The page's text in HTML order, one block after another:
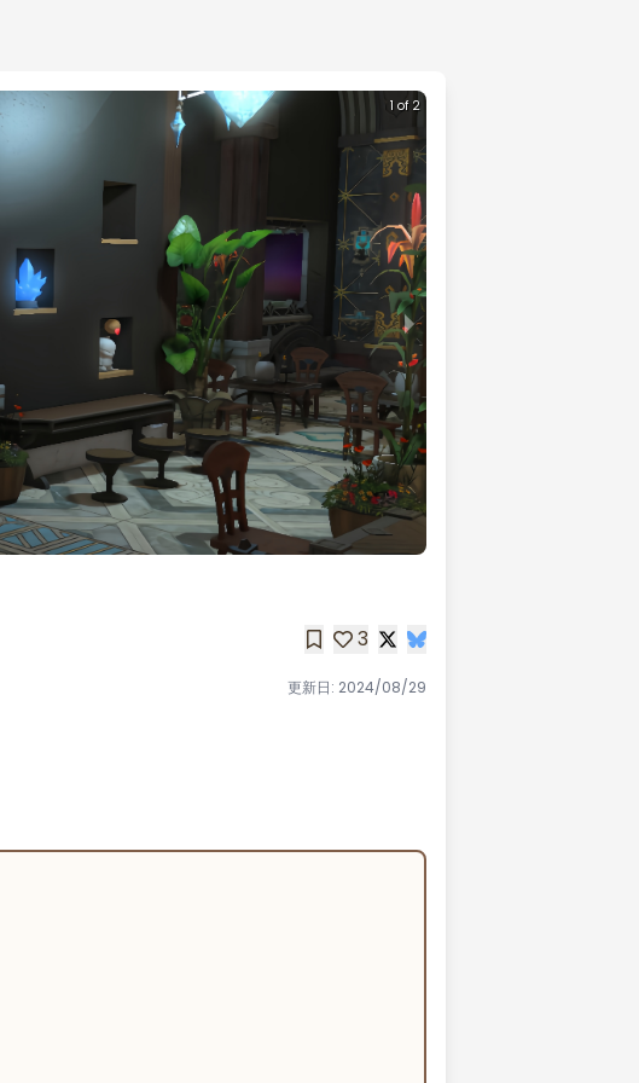
1 of 2
3
更新日: 2024/08/29